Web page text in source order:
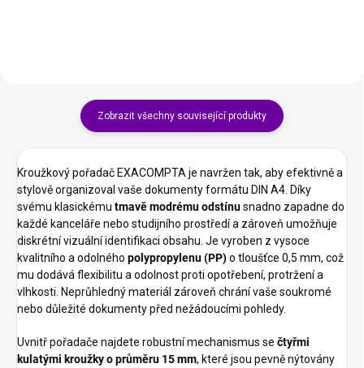
Zobrazit všechny související produkty
Kroužkový pořadač EXACOMPTA je navržen tak, aby efektivně a
stylově organizoval vaše dokumenty formátu DIN A4. Díky
svému klasickému tmavě modrému odstínusnadno zapadne do
každé kanceláře nebo studijního prostředí a zároveň umožňuje
diskrétní vizuální identifikaci obsahu. Je vyroben z vysoce
kvalitního a odolného polypropylenu (PP)o tloušťce 0,5 mm, což
mu dodává flexibilitu a odolnost proti opotřebení, protržení a
vlhkosti. Neprůhledný materiál zároveň chrání vaše soukromé
nebo důležité dokumenty před nežádoucími pohledy.
Uvnitř pořadače najdete robustní mechanismus se čtyřmi
kulatými kroužky o průměru 15 mm, které jsou pevně nýtovány